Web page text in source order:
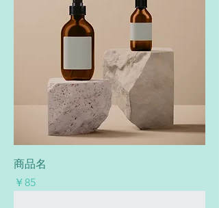
商品名
価格
￥85